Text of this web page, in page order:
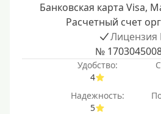
Банковская карта Visa,
Расчетный счет
Лицензия
№
Удобство:
4
Надежность:
5